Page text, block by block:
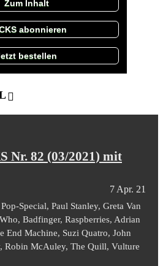
Zum Inhalt
abonnieren
bestellen
Nr. 82 (03/2021) mit
7 Apr. 21
Special, Paul Stanley, Greta Van
Badfinger, Raspberries, Adrian
End Machine, Suzi Quatro, John
Robin McAuley, The Quill, Vulture